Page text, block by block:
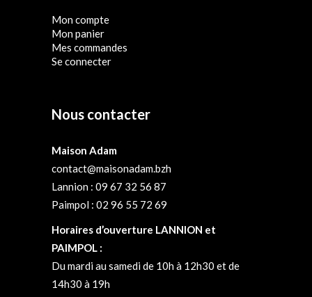
Mon compte
Mon panier
Mes commandes
Se connecter
Nous contacter
Maison Adam
contact@maisonadam.bzh
Lannion : 09 67 32 56 87
Paimpol : 02 96 55 72 69
Horaires d’ouverture LANNION et
PAIMPOL :
Du mardi au samedi de 10h à 12h30 et de
14h30 à 19h